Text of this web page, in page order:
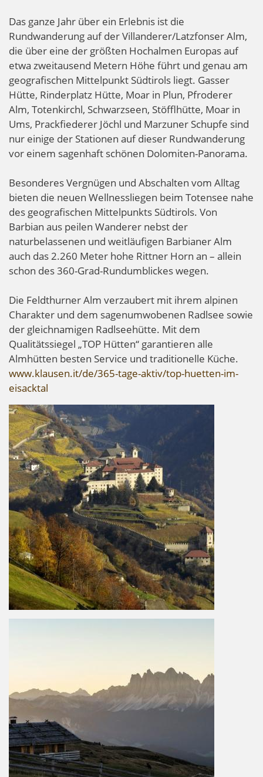
Das ganze Jahr über ein Erlebnis ist die
Rundwanderung auf der Villanderer/Latzfonser Alm,
die über eine der größten Hochalmen Europas auf
etwa zweitausend Metern Höhe führt und genau am
geografischen Mittelpunkt Südtirols liegt. Gasser
Hütte, Rinderplatz Hütte, Moar in Plun, Pfroderer
Alm, Totenkirchl, Schwarzseen, Stöfflhütte, Moar in
Ums, Prackfiederer Jöchl und Marzuner Schupfe sind
nur einige der Stationen auf dieser Rundwanderung
vor einem sagenhaft schönen Dolomiten-Panorama.
Besonderes Vergnügen und Abschalten vom Alltag
bieten die neuen Wellnessliegen beim Totensee nahe
des geografischen Mittelpunkts Südtirols. Von
Barbian aus peilen Wanderer nebst der
naturbelassenen und weitläufigen Barbianer Alm
auch das 2.260 Meter hohe Rittner Horn an – allein
schon des 360-Grad-Rundumblickes wegen.
Die Feldthurner Alm verzaubert mit ihrem alpinen
Charakter und dem sagenumwobenen Radlsee sowie
der gleichnamigen Radlseehütte. Mit dem
Qualitätssiegel „TOP Hütten“ garantieren alle
Almhütten besten Service und traditionelle Küche.
www.klausen.it/de/365-tage-aktiv/top-huetten-im-
eisacktal